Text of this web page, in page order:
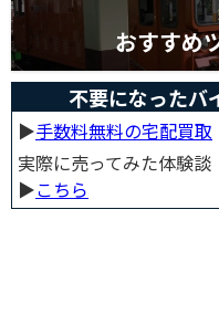
おすすめ
不要になったバ
▶︎手数料無料の宅配買取
実際に売ってみた体験談
▶︎こちら